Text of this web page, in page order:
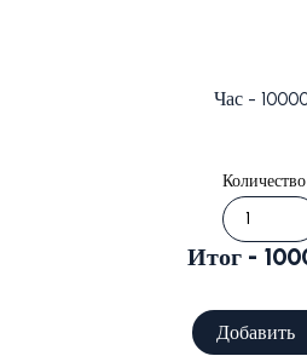
Час -
Количество
Итог -
Добавить